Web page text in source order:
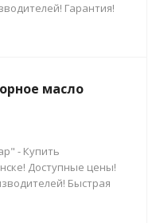
Гарантия!
масло
- Купить
Доступные цены!
Быстрая